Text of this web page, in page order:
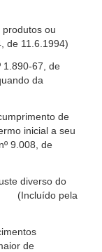
ou
11.6.1994)
1.890-67, de
da
de
inicial a seu
9.008, de
diverso do
(Incluído pela
de